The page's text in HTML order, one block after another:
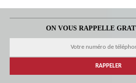
ON VOUS RAPPELLE